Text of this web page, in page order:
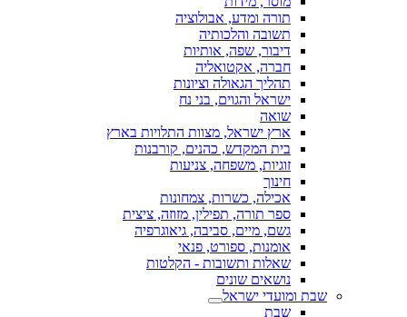
תורה ומדע, אבולוציה
תשובה והלכותיה
דיבור, שפה, אותיות
חברה, אקטואליה
תהליך הגאולה וציונות
ישראל והגוים, בני נח
שואה
ארץ ישראל, מצוות התלויות בארץ
בית המקדש, כהנים, קורבנות
זוגיות, משפחה, צניעות
חינוך
אכילה, כשרות, צמחונות
ספר תורה, תפילין, מזוזה, ציצית
גשם, מיים, סביבה, גיאוגרפיה
אומנות, ספורט, פנאי
שאלות ותשובות - הקלטות
נושאים שונים
שבת ומועדי ישראל
שבת